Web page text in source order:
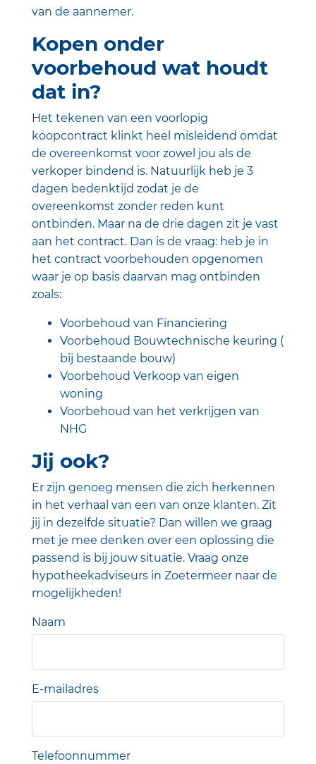
van de aannemer.
Kopen onder
voorbehoud wat houdt
dat in?
Het tekenen van een voorlopig
koopcontract klinkt heel misleidend omdat
de overeenkomst voor zowel jou als de
verkoper bindend is. Natuurlijk heb je 3
dagen bedenktijd zodat je de
overeenkomst zonder reden kunt
ontbinden. Maar na de drie dagen zit je vast
aan het contract. Dan is de vraag: heb je in
het contract voorbehouden opgenomen
waar je op basis daarvan mag ontbinden
zoals:
Voorbehoud van Financiering
Voorbehoud Bouwtechnische keuring (
bij bestaande bouw)
Voorbehoud Verkoop van eigen
woning
Voorbehoud van het verkrijgen van
NHG
Jij ook?
Er zijn genoeg mensen die zich herkennen
in het verhaal van een van onze klanten. Zit
jij in dezelfde situatie? Dan willen we graag
met je mee denken over een oplossing die
passend is bij jouw situatie. Vraag onze
hypotheekadviseurs in Zoetermeer naar de
mogelijkheden!
Naam
E-mailadres
Telefoonnummer